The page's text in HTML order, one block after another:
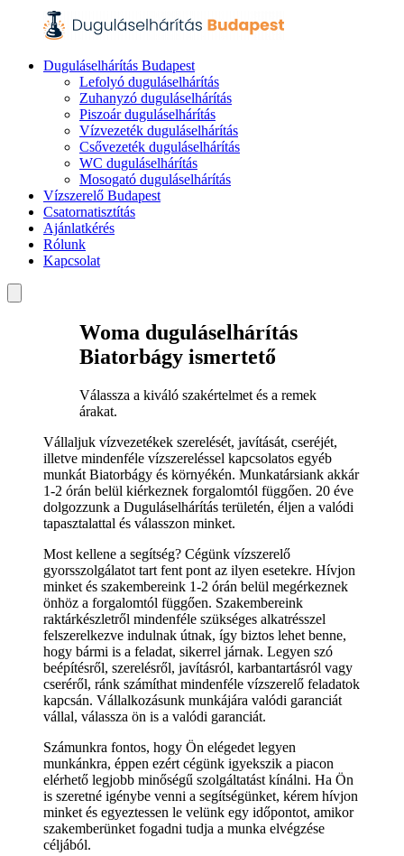
Duguláselhárítás Budapest
Lefolyó duguláselhárítás
Zuhanyzó duguláselhárítás
Piszoár duguláselhárítás
Vízvezeték duguláselhárítás
Csővezeték duguláselhárítás
WC duguláselhárítás
Mosogató duguláselhárítás
Vízszerelő Budapest
Csatornatisztítás
Ajánlatkérés
Rólunk
Kapcsolat
Woma duguláselhárítás
Biatorbágy ismertető
Válassza a kiváló szakértelmet és a remek
árakat.
Vállaljuk vízvezetékek szerelését, javítását, cseréjét,
illetve mindenféle vízszereléssel kapcsolatos egyéb
munkát Biatorbágy és környékén. Munkatársiank akkár
1-2 órán belül kiérkeznek forgalomtól függően. 20 éve
dolgozzunk a Duguláselhárítás területén, éljen a valódi
tapasztalattal és válasszon minket.
Most kellene a segítség? Cégünk vízszerelő
gyorsszolgálatot tart fent pont az ilyen esetekre. Hívjon
minket és szakembereink 1-2 órán belül megérkeznek
önhöz a forgalomtól függően. Szakembereink
raktárkészletről mindenféle szükséges alkatrésszel
felszerelkezve indulnak útnak, így biztos lehet benne,
hogy bármi is a feladat, sikerrel járnak. Legyen szó
beépítésről, szerelésről, javításról, karbantartásról vagy
cseréről, ránk számíthat mindenféle vízszerelő feladatok
kapcsán. Vállalkozásunk munkájára valódi garanciát
vállal, válassza ön is a valódi garanciát.
Számunkra fontos, hogy Ön elégedet legyen
munkánkra, éppen ezért cégünk igyekszik a piacon
elérhető legjobb minőségű szolgáltatást kínálni. Ha Ön
is szeretné igénybe venni a segítségünket, kérem hívjon
minket és egyeztessen le velünk egy időpontot, amikor
szakemberünket fogadni tudja a munka elvégzése
céljából.